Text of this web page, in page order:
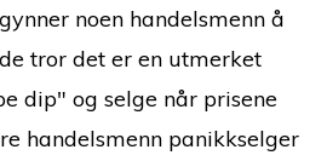
noen handelsmenn å
tror det er en utmerket
dip" og selge når prisene
handelsmenn panikkselger